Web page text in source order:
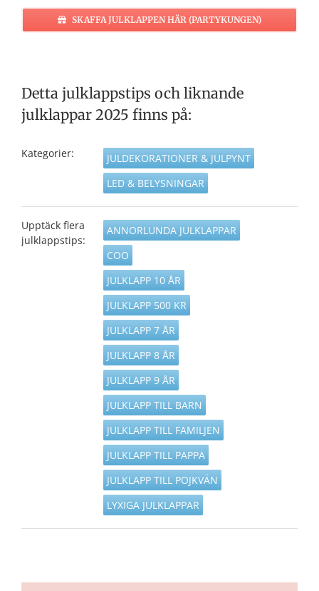
SKAFFA JULKLAPPEN HÄR (PARTYKUNGEN)
Detta julklappstips och liknande
julklappar 2025 finns på:
Kategorier:
JULDEKORATIONER & JULPYNT
LED & BELYSNINGAR
Upptäck flera
julklappstips:
ANNORLUNDA JULKLAPPAR
COO
JULKLAPP 10 ÅR
JULKLAPP 500 KR
JULKLAPP 7 ÅR
JULKLAPP 8 ÅR
JULKLAPP 9 ÅR
JULKLAPP TILL BARN
JULKLAPP TILL FAMILJEN
JULKLAPP TILL PAPPA
JULKLAPP TILL POJKVÄN
LYXIGA JULKLAPPAR